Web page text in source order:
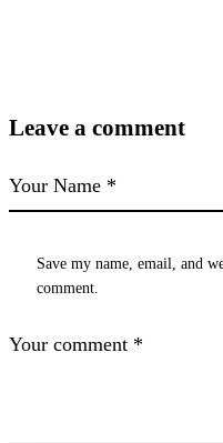
Leave a comment
Save my name, email, and
comment.